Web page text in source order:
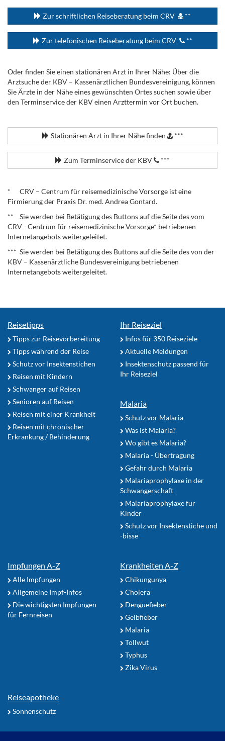
Zur schriftlichen Reiseberatung beim CRV **
Zur telefonischen Reiseberatung beim CRV **
Oder finden Sie einen stationären Arzt in Ihrer Nähe: Über die
Arztsuche der KBV – Kassenärztlichen Bundesvereinigung, können
Sie Ärzte in der Nähe eines gewünschten Ortes suchen sowie über
den Terminservice der KBV einen Arzttermin vor Ort buchen.
Stationären Arzt in Ihrer Nähe finden ***
Zum Terminservice der KBV ***
* CRV – Centrum für reisemedizinische Vorsorge ist eine
Firmierung der Praxis Dr. med. Andrea Gontard.
** Sie werden bei Betätigung des Buttons auf die Seite des vom
CRV - Centrum für reisemedizinische Vorsorge* betriebenen
Internetangebots weitergeleitet.
*** Sie werden bei Betätigung des Buttons auf die Seite des von der
KBV – Kassenärztliche Bundesvereinigung betriebenen
Internetangebots weitergeleitet.
Reisetipps
Tipps zur Reisevorbereitung
Tipps während der Reise
Schutz vor Insektenstichen
Reisen mit Kindern
Schwanger auf Reisen
Senioren auf Reisen
Reisen mit einer Krankheit
Reisen mit chronischer
Erkrankung / Behinderung
Ihr Reiseziel
Infos für 350 Reiseziele
Aktuelle Meldungen
Insektenschutz passend für
Ihr Reiseziel
Malaria
Schutz vor Malaria
Was ist Malaria?
Wo gibt es Malaria?
Malaria - Übertragung
Gefahr durch Malaria
Malariaprophylaxe in der
Schwangerschaft
Malariaprophylaxe für
Kinder
Schutz vor Insektenstiche und
-bisse
Impfungen A-Z
Alle Impfungen
Allgemeine Impf-Infos
Die wichtigsten Impfungen
für Fernreisen
Krankheiten A-Z
Chikungunya
Cholera
Denguefieber
Gelbfieber
Malaria
Tollwut
Typhus
Zika Virus
Reiseapotheke
Sonnenschutz